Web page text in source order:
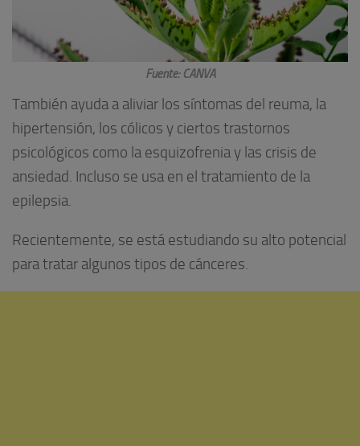
Fuente: CANVA
También ayuda a aliviar los síntomas del reuma, la
hipertensión, los cólicos y ciertos trastornos
psicológicos como la esquizofrenia y las crisis de
ansiedad. Incluso se usa en el tratamiento de la
epilepsia.
Recientemente, se está estudiando su alto potencial
para tratar algunos tipos de cánceres.
Gratis • Sin spam